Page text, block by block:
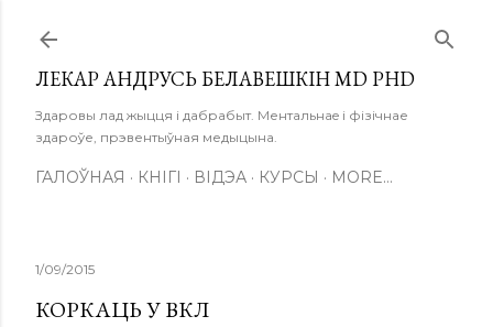
ЛЕКАР АНДРУСЬ БЕЛАВЕШКІН MD PHD
Здаровы лад жыцця і дабрабыт. Ментальнаe і фізічнае
здароўе, прэвентыўная медыцына.
ГАЛОЎНАЯ КНІГІ ВІДЭА КУРСЫ MORE…
1/09/2015
КОРКАЦЬ У ВКЛ